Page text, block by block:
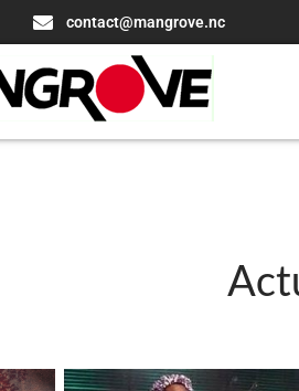
contact@mangrove.nc